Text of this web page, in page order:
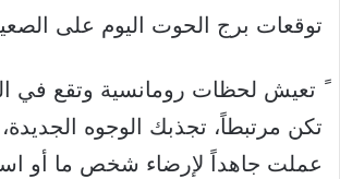
توقعات برج الحوت اليوم على
تعيش لحظات رومانسية وتقع في
تكن مرتبطاً، تجذبك الوجوه
عملت جاهداً لإرضاء شخص ما أو